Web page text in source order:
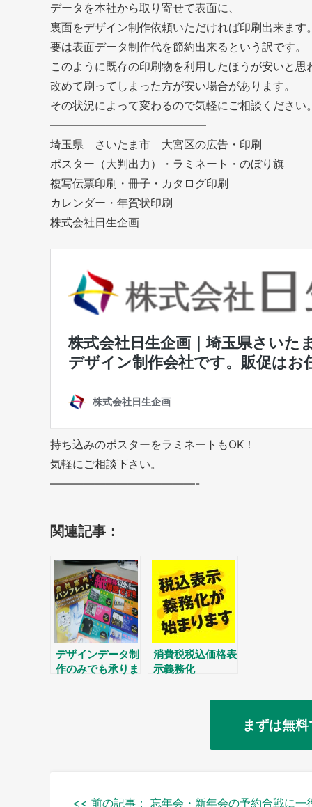
データを本社から取り寄せて表面に、
裏面をデザイン制作依頼いただければ印刷出来ます。
要は表面データ制作代を節約出来るという訳です。
このように既存の印刷物を利用したほうが安いと思
改めて刷ってしまった方が安い場合があります。
その状況によって変わるので気軽にご相談ください。
——————————————
埼玉県 さいたま市 大宮区の広告・印刷
ポスター（大判出力）・ラミネート・のぼり旗
複写伝票印刷・冊子・カタログ印刷
カレンダー・年賀状印刷
株式会社日生企画
持ち込みのポスターをラミネートもOK！
気軽にご相談下さい。
—————————————-
関連記事：
デザインデータ制
作のみでも承りま
消費税税込価格表
示義務化
まずは無
<< 前の記事： 忘年会・新年会の予約合戦に一